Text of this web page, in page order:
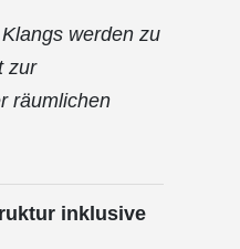
werden zu
zur
räumlichen
inklusive